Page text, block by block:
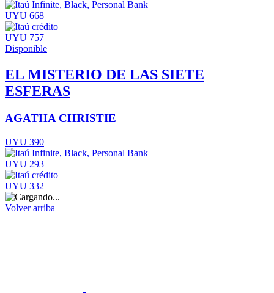
UYU 668
UYU 757
Disponible
EL MISTERIO DE LAS SIETE
ESFERAS
AGATHA CHRISTIE
UYU 390
UYU 293
UYU 332
Volver arriba